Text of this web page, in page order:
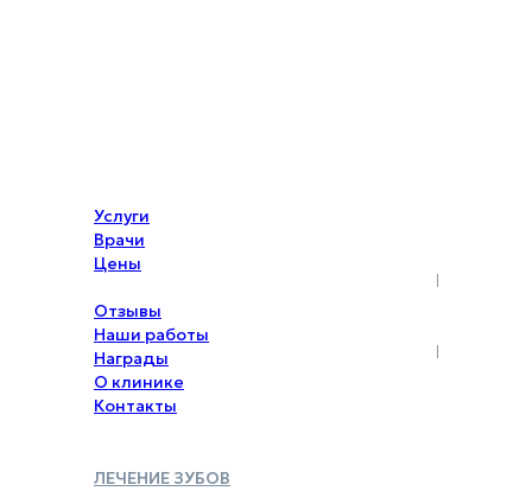
Услуги
Врачи
Цены
Отзывы
Наши работы
Награды
О клинике
Контакты
ЛЕЧЕНИЕ ЗУБОВ